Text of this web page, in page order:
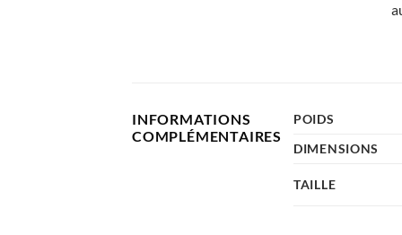
INFORMATIONS
COMPLÉMENTAIRES
POIDS
DIMENSIONS
TAILLE